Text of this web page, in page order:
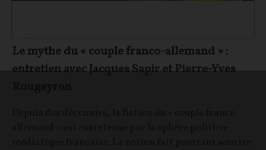
Le mythe du « couple franco-allemand » :
entretien avec Jacques Sapir et Pierre-Yves